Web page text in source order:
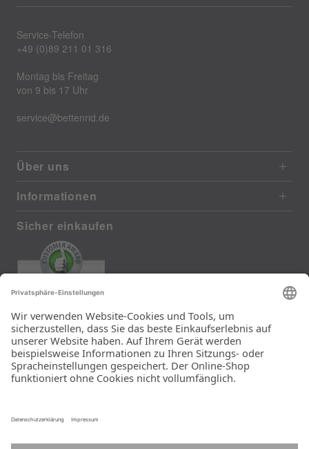
Service-Telefon
+49 (0)89 211 01 316
Montag bis Freitag
von 9 bis 17 Uhr
service@bettenrid.de
Über uns
Informationen
Sicher einkaufen
385 reviews from real customers
(last 12 months)
Total: 11283
Die Auswahl und die
Einfachheit der
Bestellung.